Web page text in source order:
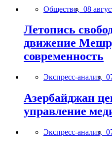
Общество, 08
Летопись
движение
современность
Экспресс-анализ,
Азербайджан
управление
Экспресс-анализ,